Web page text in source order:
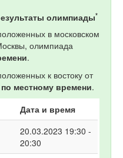
олимпиады*
в московском
олимпиада
.
к востоку от
по местному времени.
Дата и время
20.03.2023 19:30 -
20:30